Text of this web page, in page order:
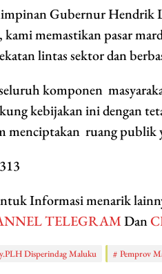
Gubernur Hendrik
memastikan pasar
lintas sektor dan
komponen
kebijakan ini dengan
menciptakan ruang publik
313
Informasi menarik
TELEGRAMDan
Disperindag Maluku Pemprov